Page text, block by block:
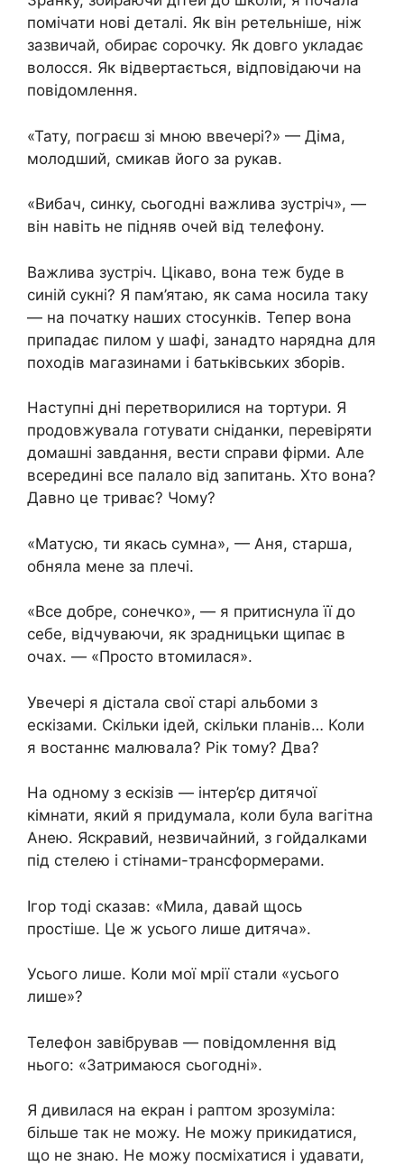
помічати нові деталі. Як він ретельніше, ніж
зазвичай, обирає сорочку. Як довго укладає
волосся. Як відвертається, відповідаючи на
повідомлення.
«Тату, пограєш зі мною ввечері?» — Діма,
молодший, смикав його за рукав.
«Вибач, синку, сьогодні важлива зустріч», —
він навіть не підняв очей від телефону.
Важлива зустріч. Цікаво, вона теж буде в
синій сукні? Я пам’ятаю, як сама носила таку
— на початку наших стосунків. Тепер вона
припадає пилом у шафі, занадто нарядна для
походів магазинами і батьківських зборів.
Наступні дні перетворилися на тортури. Я
продовжувала готувати сніданки, перевіряти
домашні завдання, вести справи фірми. Але
всередині все палало від запитань. Хто вона?
Давно це триває? Чому?
«Матусю, ти якась сумна», — Аня, старша,
обняла мене за плечі.
«Все добре, сонечко», — я притиснула її до
себе, відчуваючи, як зрадницьки щипає в
очах. — «Просто втомилася».
Увечері я дістала свої старі альбоми з
ескізами. Скільки ідей, скільки планів… Коли
я востаннє малювала? Рік тому? Два?
На одному з ескізів — інтер’єр дитячої
кімнати, який я придумала, коли була вагітна
Анею. Яскравий, незвичайний, з гойдалками
під стелею і стінами-трансформерами.
Ігор тоді сказав: «Мила, давай щось
простіше. Це ж усього лише дитяча».
Усього лише. Коли мої мрії стали «усього
лише»?
Телефон завібрував — повідомлення від
нього: «Затримаюся сьогодні».
Я дивилася на екран і раптом зрозуміла:
більше так не можу. Не можу прикидатися,
що не знаю. Не можу посміхатися і удавати,